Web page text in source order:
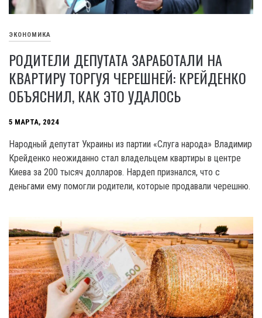
ЭКОНОМИКА
РОДИТЕЛИ ДЕПУТАТА ЗАРАБОТАЛИ НА
КВАРТИРУ ТОРГУЯ ЧЕРЕШНЕЙ: КРЕЙДЕНКО
ОБЪЯСНИЛ, КАК ЭТО УДАЛОСЬ
5 МАРТА, 2024
Народный депутат Украины из партии «Слуга народа» Владимир
Крейденко неожиданно стал владельцем квартиры в центре
Киева за 200 тысяч долларов. Нардеп признался, что с
деньгами ему помогли родители, которые продавали черешню.